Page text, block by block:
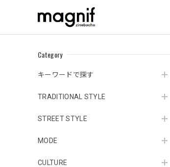
Category
キーワードで探す
TRADITIONAL STYLE
STREET STYLE
MODE
CULTURE